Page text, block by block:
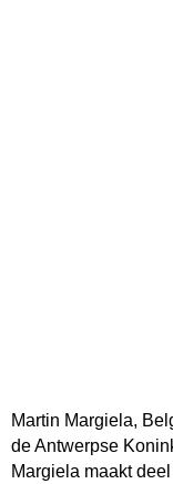
Martin Margiela,
de Antwerpse
Margiela maakt